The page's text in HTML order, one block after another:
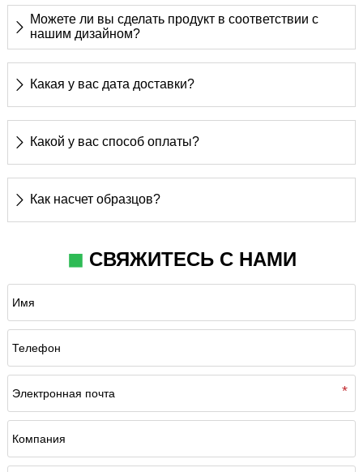
Мы' профессиональный производитель и
производственная мощность 120 тонн в день

Можете ли вы сделать продукт в соответствии с
нашим дизайном?
 Какая у вас дата доставки?
 Какой у вас способ оплаты?
 Как насчет образцов?
простой сложностью образца, а стоимость
доставки должна быть оплачена клиентом.
◼ СВЯЖИТЕСЬ С НАМИ